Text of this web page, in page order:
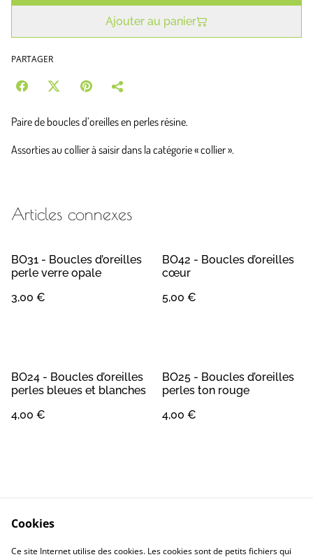
Ajouter au panier
PARTAGER
Paire de boucles d’oreilles en perles résine.
Assorties au collier à saisir dans la catégorie « collier ».
Articles connexes
BO31 - Boucles d’oreilles
perle verre opale
3,00 €
BO42 - Boucles d’oreilles
cœur
5,00 €
BO24 - Boucles d’oreilles
perles bleues et blanches
4,00 €
BO25 - Boucles d’oreilles
perles ton rouge
4,00 €
Contact
Conditions Générales
Cookies
Ce site Internet utilise des cookies. Les cookies sont de petits fichiers qui